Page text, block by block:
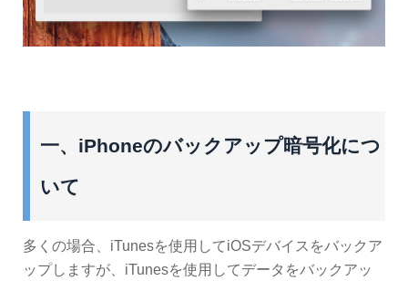
一、iPhoneのバックアップ暗号化につ
いて
多くの場合、iTunesを使用してiOSデバイスをバックア
ップしますが、iTunesを使用してデータをバックアッ